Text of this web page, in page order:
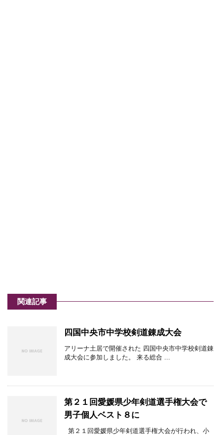
関連記事
四国中央市中学校剣道錬成大会
アリーナ土居で開催された 四国中央市中学校剣道錬
成大会に参加しました。 来る総合 ...
第２１回愛媛県少年剣道選手権大会で
男子個人ベスト８に
第２１回愛媛県少年剣道選手権大会が行われ、小